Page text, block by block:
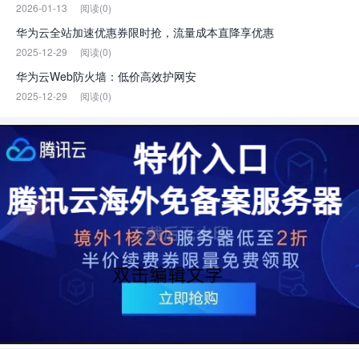
2026-01-13 阅读(0)
华为云全站加速优惠券限时抢，流量成本直降享优惠
2025-12-29 阅读(0)
华为云Web防火墙：低价高效护网安
2025-12-29 阅读(0)